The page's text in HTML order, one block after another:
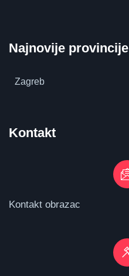
Najnovije provincije
Zagreb
Kontakt
Kontakt obrazac